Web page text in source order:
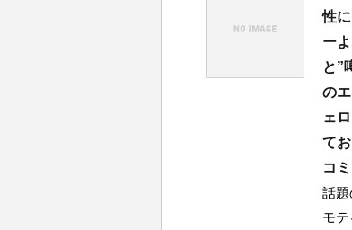
性
ー
と”
の
ェ
て
コミ
話題
モ